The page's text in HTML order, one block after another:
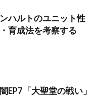
ハルトのユニット性
育成法を考察する
EP7「大聖堂の戦い」